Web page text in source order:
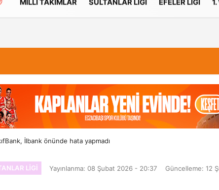
MILLI TAKIMLAR SULTANLAR LIGI EFELER LIGI
İlbank önünde hata yapmadı
LIGI Yayınlanma: 08 Şubat 2026 - 20:37 Güncelleme: 12